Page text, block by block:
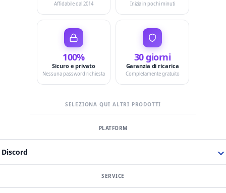
Affidabile dal 2014 Inizia in pochi minuti
100%
Sicuro e privato
Nessuna password richiesta
30 giorni
Garanzia di ricarica
Completamente gratuito
SELEZIONA QUI ALTRI PRODOTTI
Discord